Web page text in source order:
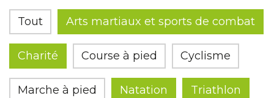
Tout Arts martiaux et sports de combat
Charité Course à pied Cyclisme
Marche à pied Natation Triathlon